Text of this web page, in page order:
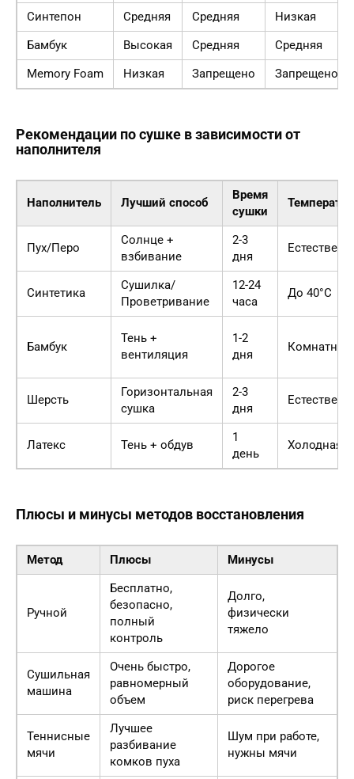
Синтепон Средняя Средняя
Низкая
Бамбук
Высокая Средняя
Средняя
Memory Foam
Низкая Запрещено Запрещено
Рекомендации по сушке в зависимости от
наполнителя
Наполнитель Лучший способ
Время
сушки
Пух/Перо
Солнце +
взбивание
2-3
дня
Синтетика
Сушилка/
Проветривание
12-24
часа
До 40°C
Бамбук
Тень +
вентиляция
1-2
дня
Комнатная
Шерсть
Горизонтальная
сушка
2-3
дня
Латекс Тень + обдув
1
день
Холодная
Плюсы и минусы методов восстановления
Метод Плюсы Минусы
Ручной
Бесплатно,
безопасно,
полный
контроль
Долго,
физически
тяжело
Сушильная
машина
Очень быстро,
равномерный
объем
Дорогое
оборудование,
риск перегрева
Теннисные
мячи
Лучшее
разбивание
комков пуха
Шум при работе,
нужны мячи